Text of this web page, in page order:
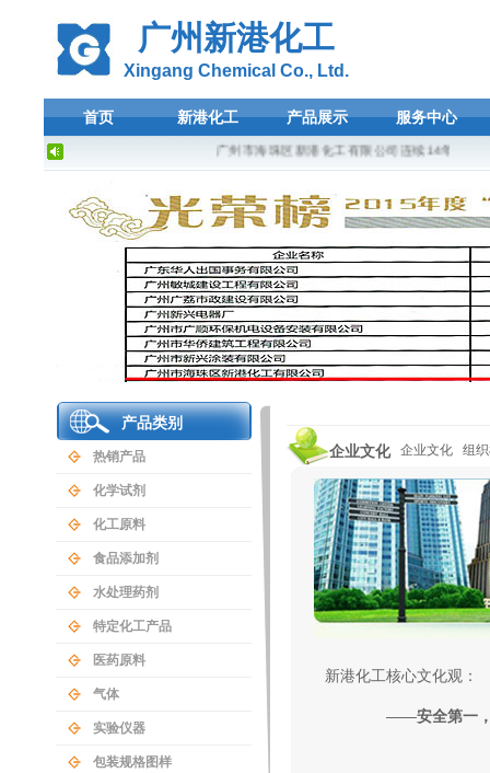
广州新港化工
Xingang Chemical Co., Ltd.
首页 新港化工 产品展示 服务中心
广州市海珠区新港化工有限公司连续14年荣登
产品类别
热销产品
化学试剂
化工原料
食品添加剂
水处理药剂
特定化工产品
医药原料
气体
实验仪器
包装规格图样
企业文化 企业文化 组
新港化工核心文化观：
——安全第一